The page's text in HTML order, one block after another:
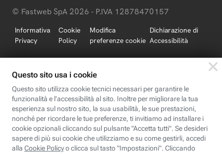
© Fastweb SpA 2026 - P.IVA 12878470157
Informativa
Privacy
Cookie
Policy
Modifica
preferenze cookie
Dichiarazione di
Accessibilità